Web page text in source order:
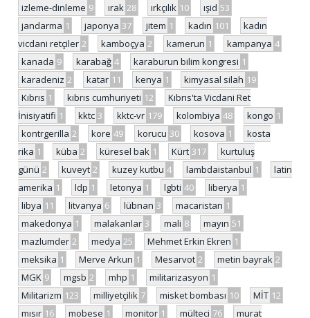
izleme-dinleme 9 ırak 28 ırkçılık 10 ışid 53
jandarma 1 japonya 37 jitem 1 kadın 101
kadın
vicdani retçiler 2 kamboçya 2 kamerun 1 kampanya 4
kanada 9 karabağ 4 karaburun bilim kongresi 1
karadeniz 2 katar 11 kenya 1 kimyasal silah 19
Kıbrıs 1 kıbrıs cumhuriyeti 12
Kıbrıs'ta Vicdani Ret
İnisiyatifi 1 kktc 3 kktc-vr 179 kolombiya 48 kongo 1
kontrgerilla 2 kore 49 korucu 30 kosova 1
kosta
rika 1 küba 2 küresel bak 1 Kürt 317
kurtuluş
günü 2 kuveyt 2 kuzey kutbu 4 lambdaistanbul 1
latin
amerika 1 ldp 1 letonya 1 lgbti 40 liberya 1
libya 11 litvanya 6 lübnan 3 macaristan 1
makedonya 1 malakanlar 3 mali 8 mayın 51
mazlumder 2 medya 25 Mehmet Erkin Ekren 1
meksika 1 Merve Arkun 1 Mesarvot 2 metin bayrak 2
MGK 9 mgsb 2 mhp 1 militarizasyon 1
Militarizm 123 milliyetçilik 7 misket bombası 10 MİT 12
mısır 16 mobese 1 monitor 1 mülteci 76
murat